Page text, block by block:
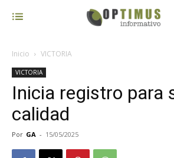
Inicio VICTORIA
VICTORIA
Inicia registro para
calidad
Por GA - 15/05/2025